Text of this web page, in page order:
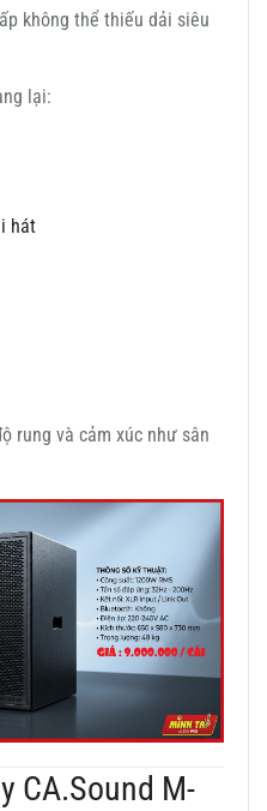
không thể thiếu dải siêu
lại:
hát
rung và cảm xúc như sân
CA.Sound M-